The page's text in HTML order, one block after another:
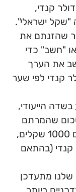
שקלים לדולר קנדי,
שהזנתם את
"חשב" כדי
את הערך
קנדי לפי שער
הייעודי,
שהמרתם
בדולר קנדי. לדוגמה, אם הזנתם 1000 שקלים,
להיות 345 דולר קנדי (בהתאם
שלנו מתעדכן